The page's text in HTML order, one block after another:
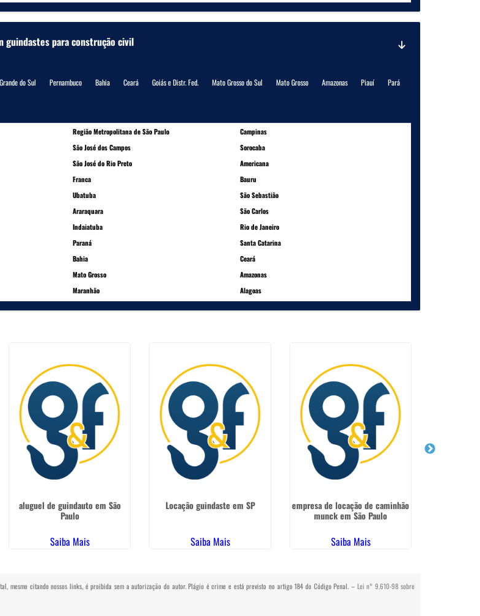
guindastes para construção civil
do Sul Pernambuco Bahia Ceará Goiás e Distr. Fed. Mato Grosso do Sul Mato Grosso Amazonas Piauí Pará
Região Metropolitana de São Paulo
Campinas
São José dos Campos
Sorocaba
São José do Rio Preto
Americana
Franca
Bauru
Ubatuba
São Sebastião
Araraquara
São Carlos
Indaiatuba
Rio de Janeiro
Paraná
Santa Catarina
Bahia
Ceará
Mato Grosso
Amazonas
Maranhão Alagoas
aluguel de guindauto em São
Paulo
Saiba Mais
Locação guindaste em SP
Saiba Mais
empresa de locação de caminhão
munck em São Paulo
Saiba Mais
mesmo citando nossos links, é proibida sem a autorização do autor. Plágio é crime e está previsto no artigo 184 do Código Penal. – Lei n° 9.610-98 sobre